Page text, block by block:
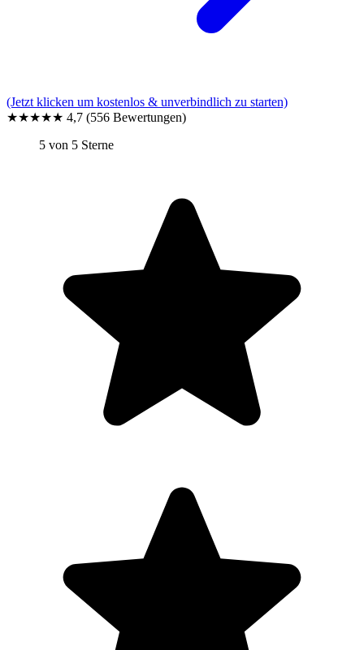
(Jetzt klicken um kostenlos & unverbindlich zu starten)
★★★★★ 4,7 (556 Bewertungen)
5 von 5 Sterne